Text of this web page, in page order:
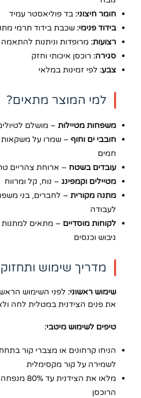
חומר חיצוני: בד פוליאסטר עמיד
בידוד פנימי: שכבת בידוד תרמי
רצועות: מרופדות וניתנות
סגירה: רוכסן איכותי וחזק
צבע: לפי זמינות במלאי
למי המוצר מתאים?
משפחות מטיילות – מושלם
חובבי ים וחוף – שמרו על משקאות
חמים
עובדים בשטח – ארוחת צהריים
מטיילים וקמפינג – נוח, קל ומרווח
מתנה מקורית – לחברים, בני
לעבודה
לקוחות מוסדיים – מתאים למתנות
גיבוש וכנסים
מדריך שימוש
שימוש ראשוני: לפני השימוש
את פנים הצידנית במטלית לחה
טיפים לשימוש מיטבי:
הניחו קרחונים או מצברי קור
לשמירה על קור מקסימלית
מלאו את
הרוכסן